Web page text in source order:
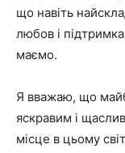
що навіть
любов і
маємо.
Я вважаю, що
яскравим і
місце в цьому